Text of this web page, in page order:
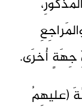
جِهَةٍ أُخرَى.
(عليهِمُ